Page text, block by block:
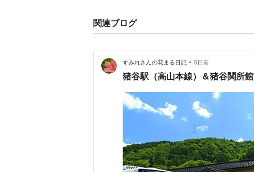
関連ブログ
すみれさんの花まる日記 • 5日前
猪谷駅（高山本線）＆猪谷関所館